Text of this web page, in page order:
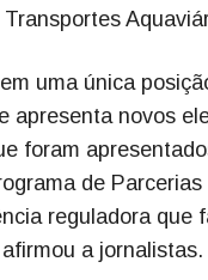
Transportes
uma única
apresenta novos
foram
de
reguladora que
a jornalistas.